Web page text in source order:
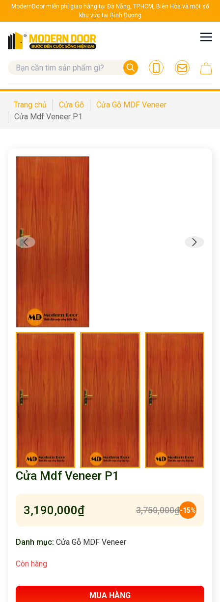
ModernDoor miễn phí giao hàng tại Đà Nẵng, TP.HCM, Biên Hòa và một số
khu vực tại Bình Dương
Trang chủ Cửa Gỗ
Cửa Gỗ MDF Veneer
Cửa Mdf Veneer P1
Cửa Mdf Veneer P1
3,190,000₫ 3,750,000₫-15%
Danh mục: Cửa Gỗ MDF Veneer
Còn hàng
MUA HÀNG